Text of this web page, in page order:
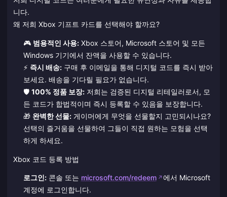
니다.
왜 저희 Xbox 기프트 카드를 선택해야 할까요?
🎮 범용적인 사용:Xbox 스토어, Microsoft 스토어 및 모든
Windows 기기에서 잔액을 사용할 수 있습니다.
⚡ 즉시 배송:구매 후 이메일을 통해 디지털 코드를 즉시 받아
보세요. 배송을 기다릴 필요가 없습니다.
🛡️ 100% 정품 보장:저희는 검증된 디지털 리테일러로서, 모
든 코드가 합법적이며 즉시 등록할 수 있음을 보장합니다.
🎁 완벽한 선물:게이머에게 무엇을 선물할지 고민되시나요?
선택의 즐거움을 선물하여 그들이 직접 원하는 모험을 선택
하게 하세요.
Xbox 코드 등록 방법
로그인:콘솔 또는 microsoft.com/redeem
에서 Microsoft
계정에 로그인합니다.